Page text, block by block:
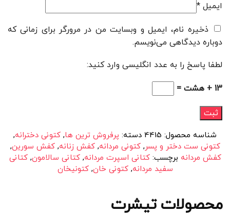
ایمیل *
ذخیره نام، ایمیل و وبسایت من در مرورگر برای زمانی که
دوباره دیدگاهی می‌نویسم.
لطفا پاسخ را به عدد انگلیسی وارد کنید:
13 + هشت =
شناسه محصول: 4415 دسته: پرفروش ترین ها, کتونی دخترانه,
کتونی ست دختر و پسر,کتونی مردانه,کفش زنانه,کفش سورین,
کفش مردانه برچسب:کتانی اسپرت مردانه,کتانی سالامون,کتانی
سفید مردانه,کتونی خان,کتونیخان
محصولات تیشرت